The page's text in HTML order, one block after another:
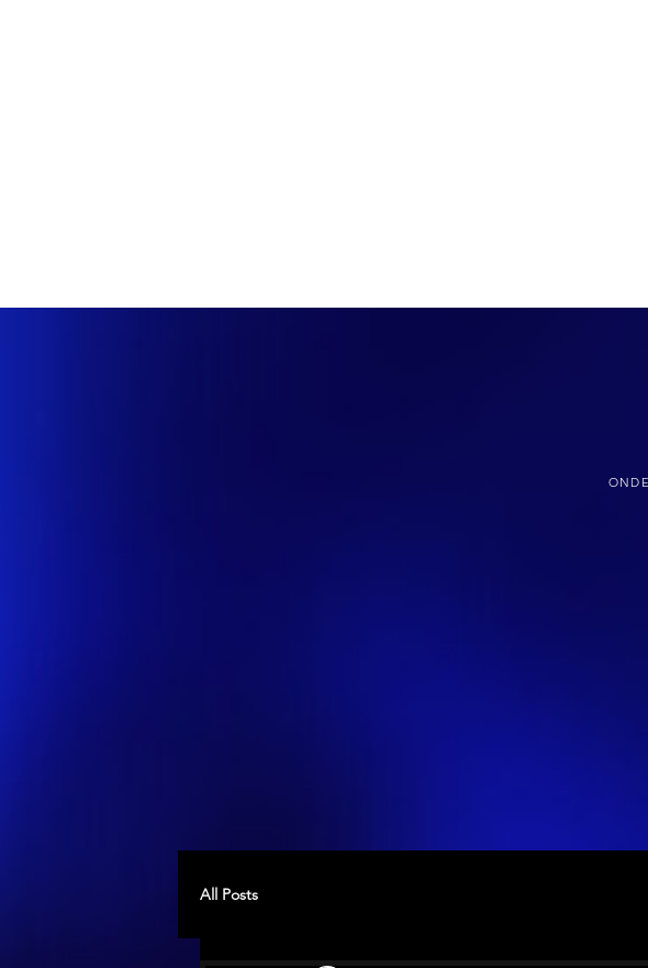
All Posts